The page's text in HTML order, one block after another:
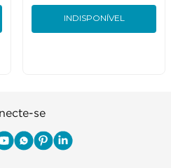
INDISPONÍVEL
se